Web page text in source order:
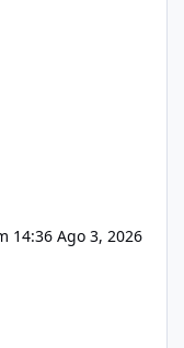
14:36 Ago 3, 2026